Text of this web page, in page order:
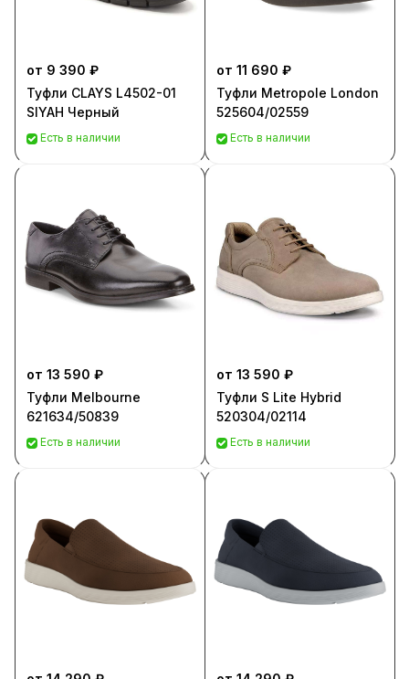
от 9 390 ₽
Туфли CLAYS L4502-01
SIYAH Черный
Есть в наличии
от 11 690 ₽
Туфли Metropole London
525604/02559
Есть в наличии
от 13 590 ₽
Туфли Melbourne
621634/50839
Есть в наличии
от 13 590 ₽
Туфли S Lite Hybrid
520304/02114
Есть в наличии